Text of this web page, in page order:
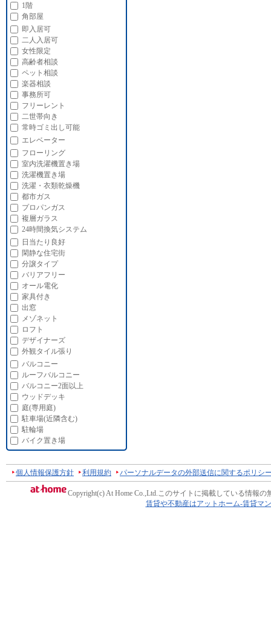
1階
角部屋
即入居可
二人入居可
女性限定
高齢者相談
ペット相談
楽器相談
事務所可
フリーレント
二世帯向き
常時ゴミ出し可能
エレベーター
フローリング
室内洗濯機置き場
洗濯機置き場
洗濯・衣類乾燥機
都市ガス
プロパンガス
複層ガラス
24時間換気システム
日当たり良好
閑静な住宅街
分譲タイプ
バリアフリー
オール電化
家具付き
出窓
メゾネット
ロフト
デザイナーズ
外観タイル張り
バルコニー
ルーフバルコニー
バルコニー2面以上
ウッドデッキ
庭(専用庭)
駐車場(近隣含む)
駐輪場
バイク置き場
個人情報保護方針 利用規約 パーソナルデータの外部送信に関するポリシ
Copyright(c) At Home Co.,Ltd.このサイトに掲載している情報の
賃貸や不動産はアットホーム-賃貸マ